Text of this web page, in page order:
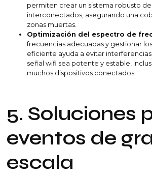
permiten crear un sistema robusto
interconectados, asegurando una
zonas muertas.
Optimización del espectro de
frecuencias adecuadas y gestionar
eficiente ayuda a evitar interferencias
señal wifi sea potente y estable,
muchos dispositivos conectados.
5. Soluciones
eventos de
escala